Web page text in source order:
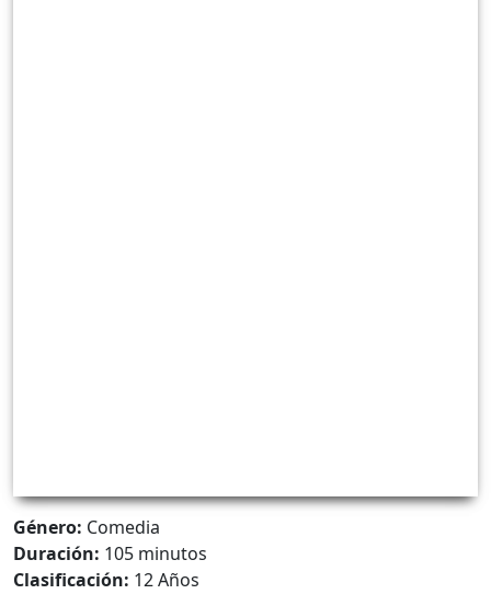
Género: Comedia
Duración: 105 minutos
Clasificación: 12 Años